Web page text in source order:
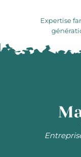
Expertise